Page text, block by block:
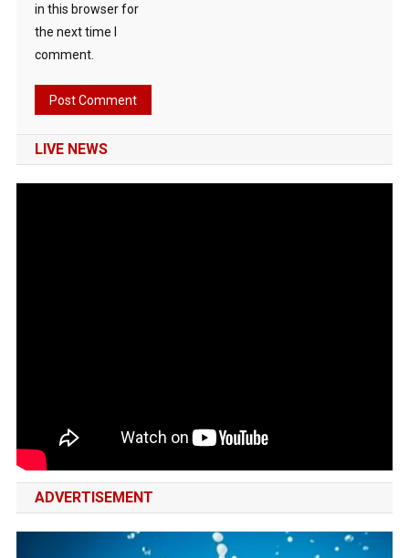
in this browser for
the next time I
comment.
LIVE NEWS
ADVERTISEMENT